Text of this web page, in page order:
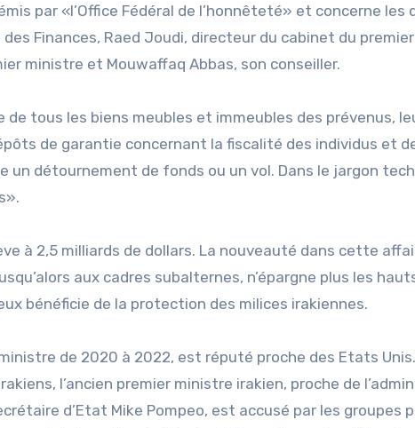
par «l’Office Fédéral de l’honnêteté» et concerne
Finances, Raed Joudi, directeur du cabinet du
ministre et Mouwaffaq Abbas, son conseiller.
de tous les biens meubles et immeubles des prévenus,
de garantie concernant la fiscalité des individus et
un détournement de fonds ou un vol. Dans le jargon
à 2,5 milliards de dollars. La nouveauté dans cette
aux cadres subalternes, n’épargne plus les
bénéficie de la protection des milices irakiennes.
de 2020 à 2022, est réputé proche des Etats
l’ancien premier ministre irakien, proche de
d’Etat Mike Pompeo, est accusé par les groupes